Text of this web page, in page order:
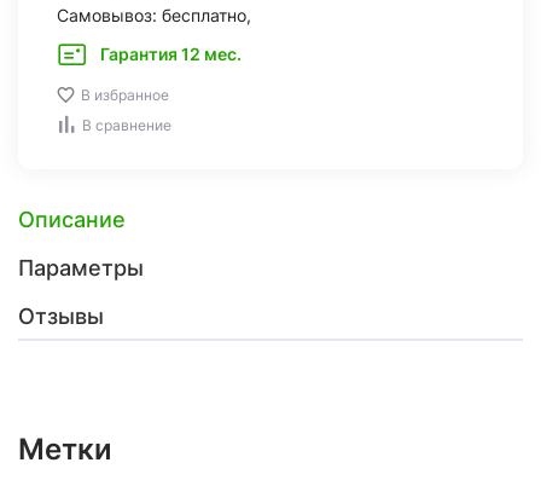
Самовывоз: бесплатно,
Гарантия 12 мес.
В избранное
В сравнение
Описание
Параметры
Отзывы
Метки